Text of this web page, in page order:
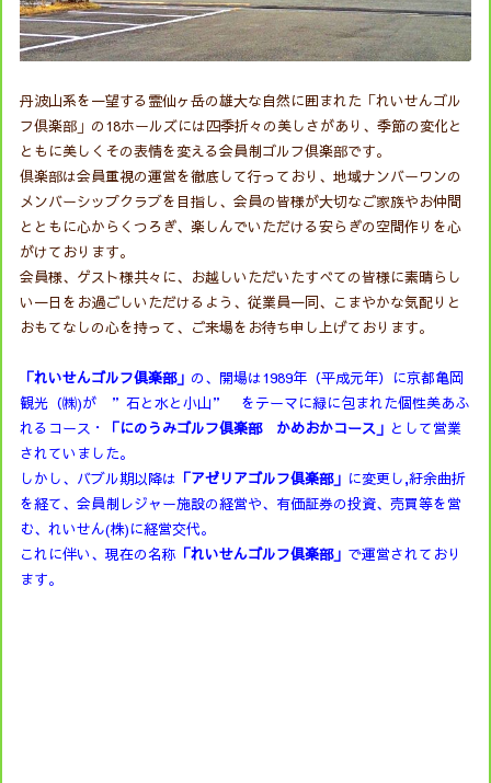
丹波山系を一望する霊仙ヶ岳の雄大な自然に囲まれた「れいせんゴル
フ倶楽部」の18ホールズには四季折々の美しさがあり、季節の変化と
ともに美しくその表情を変える会員制ゴルフ倶楽部です。
倶楽部は会員重視の運営を徹底して行っており、地域ナンバーワンの
メンバーシップクラブを目指し、会員の皆様が大切なご家族やお仲間
とともに心からくつろぎ、楽しんでいただける安らぎの空間作りを心
がけております。
会員様、ゲスト様共々に、お越しいただいたすべての皆様に素晴らし
い一日をお過ごしいただけるよう、従業員一同、こまやかな気配りと
おもてなしの心を持って、ご来場をお待ち申し上げております。
「れいせんゴルフ倶楽部」 の、開場は1989年（平成元年）に京都亀岡
観光（㈱)が ”石と水と小山” をテーマに緑に包まれた個性美あふ
れるコース・
「にのうみゴルフ倶楽部 かめおかコース」 として営業
されていました。
しかし、バブル期以降は 「アゼリアゴルフ倶楽部」 に変更し,紆余曲折
を経て、会員制レジャー施設の経営や、有価証券の投資、売買等を営
む、れいせん(株)に経営交代。
これに伴い、現在の名称 「れいせんゴルフ倶楽部」 で運営されており
ます。